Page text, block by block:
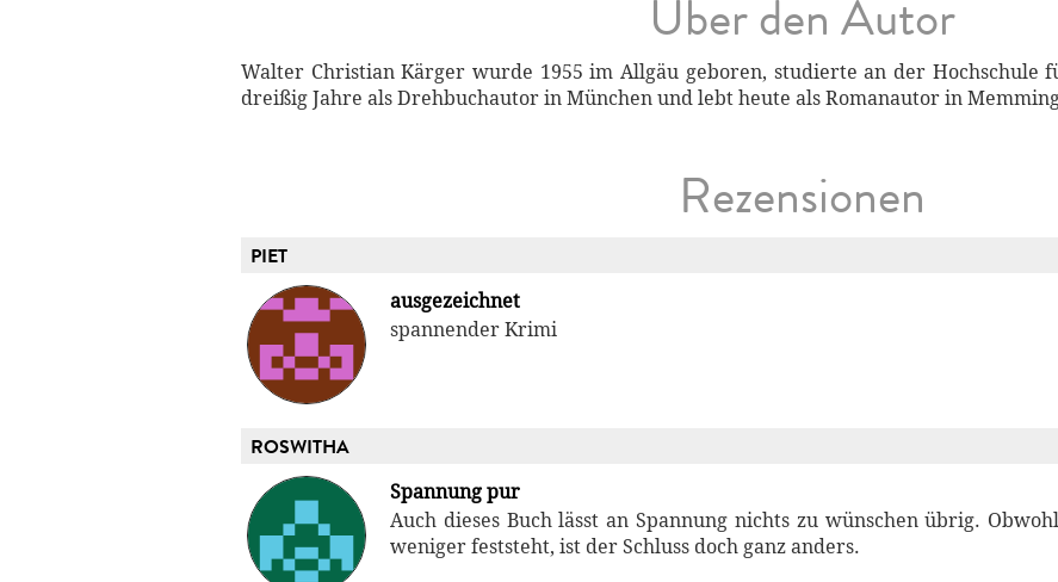
Über den Autor
Walter Christian Kärger wurde 1955 im Allgäu geboren, studierte an der Hochschule
dreißig Jahre als Drehbuchautor in München und lebt heute als Romanautor in
Rezensionen
PIET
ausgezeichnet
spannender Krimi
ROSWITHA
Spannung pur
Auch dieses Buch lässt an Spannung nichts zu wünschen übrig.
weniger feststeht, ist der Schluss doch ganz anders.